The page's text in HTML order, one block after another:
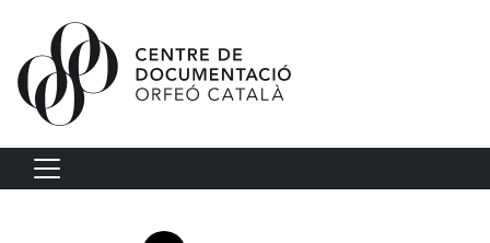
Vés al contingut
Navegació principal